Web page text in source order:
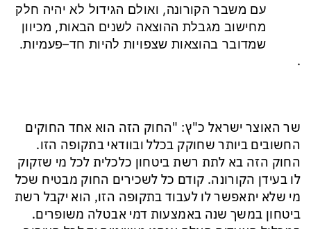
עם משבר הקורונה, ואולם הגידול לא יהיה חלק
מחישוב מגבלת ההוצאה לשנים הבאות, מכיוון
שמדובר בהוצאות שצפויות להיות חד–פעמיות.
.
שר האוצר ישראל כ"ץ: "החוק הזה הוא אחד החוקים
החשובים ביותר שחוקק בכלל ובוודאי בתקופה הזו.
החוק הזה בא לתת רשת ביטחון כלכלית לכל מי שזקוק
לו בעידן הקורונה. קודם כל לשכירים החוק מבטיח שכל
מי שלא יתאפשר לו לעבוד בתקופה הזו, הוא יקבל רשת
ביטחון במשך שנה באמצעות דמי אבטלה משופרים.